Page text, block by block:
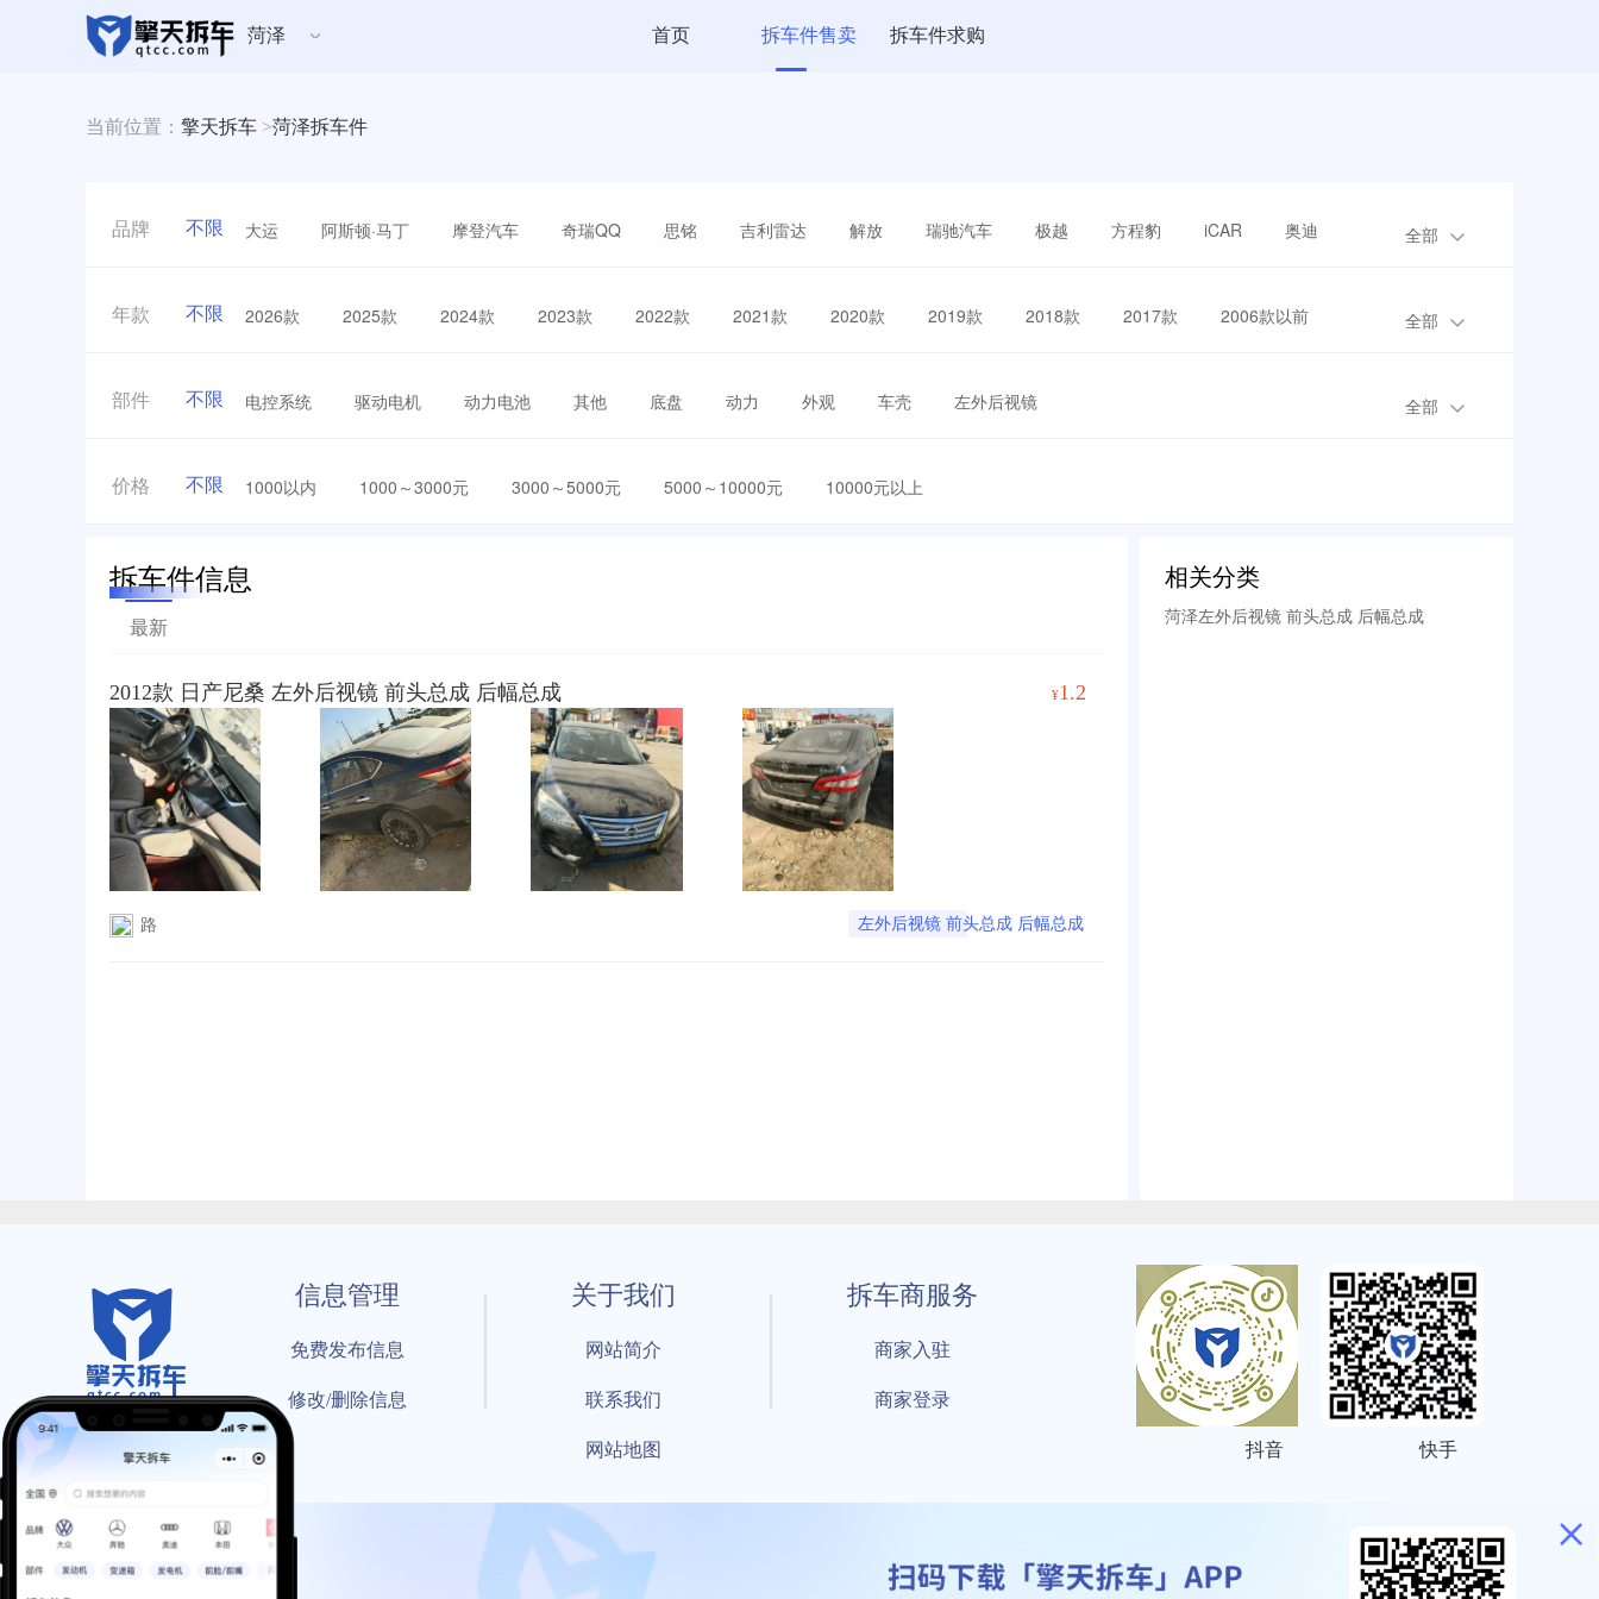
菏泽 首页 拆车件售卖 拆车件求购
当前位置： 擎天拆车 >菏泽拆车件
品牌 不限 大运 阿斯顿·马丁 摩登汽车 奇瑞QQ 思铭 吉利雷达 解放 瑞驰汽车 极越 方程豹 iCAR 奥迪 全部
年款 不限 2026款 2025款 2024款 2023款 2022款 2021款 2020款 2019款 2018款 2017款 2006款以前 全部
部件 不限 电控系统 驱动电机 动力电池 其他 底盘 动力 外观 车壳 左外后视镜 全部
价格 不限 1000以内 1000～3000元 3000～5000元 5000～10000元 10000元以上
拆车件信息
最新
2012款 日产尼桑 左外后视镜 前头总成 后幅总成 ¥1.2
路 左外后视镜 前头总成 后幅总成
相关分类
菏泽左外后视镜 前头总成 后幅总成
信息管理
免费发布信息
修改/删除信息
关于我们
网站简介
联系我们
网站地图
拆车商服务
商家入驻
商家登录
抖音 快手
© 2021 By 擎天拆车-买卖拆车件，擎天拆车好省快 All Rights Reserved SITEMAP
工信部备案号：鲁ICP备18021004号-17 公安部备案号： 鲁公网安备37010402001023号